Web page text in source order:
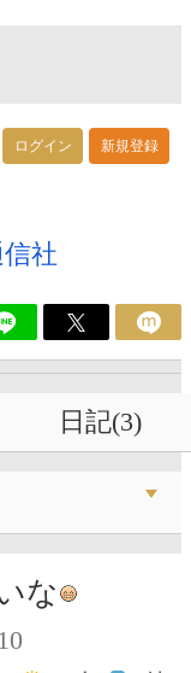
ログイン 新規登録
社
日記(3)
な